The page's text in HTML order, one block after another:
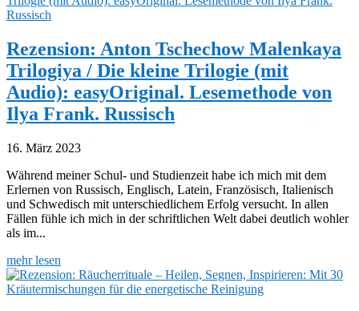
Rezension: Anton Tschechow Malenkaya
Trilogiya / Die kleine Trilogie (mit
Audio): easyOriginal. Lesemethode von
Ilya Frank. Russisch
16. März 2023
Während meiner Schul- und Studienzeit habe ich mich mit dem
Erlernen von Russisch, Englisch, Latein, Französisch, Italienisch
und Schwedisch mit unterschiedlichem Erfolg versucht. In allen
Fällen fühle ich mich in der schriftlichen Welt dabei deutlich wohler
als im...
mehr lesen